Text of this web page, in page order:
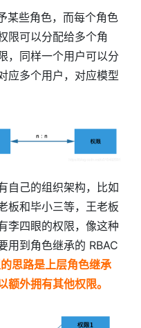
某些角色，而每个角色
限可以分配给多个角
，同样一个用户可以分
应多个用户，对应模型
自己的组织架构，比如
板和毕小三等，王老板
李四眼的权限，像这种
用到角色继承的 RBAC
思路是上层角色继承
额外拥有其他权限。